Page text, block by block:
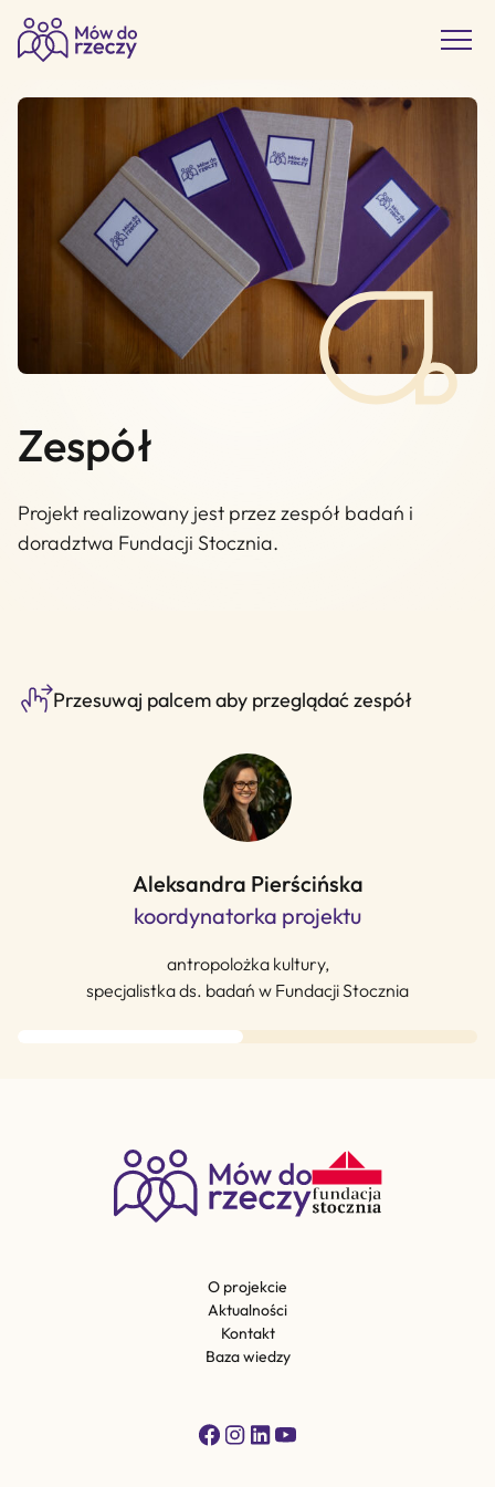
Zespół
Projekt realizowany jest przez zespół badań i
doradztwa Fundacji Stocznia.
Przesuwaj palcem aby przeglądać zespół
Aleksandra Pierścińska
koordynatorka projektu
antropolożka kultury,
specjalistka ds. badań w Fundacji Stocznia
O projekcie
Aktualności
Kontakt
Baza wiedzy